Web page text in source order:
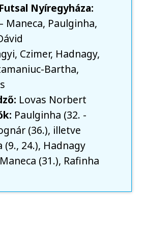
Nyíregyháza:
Maneca, Paulginha,
Czimer, Hadnagy,
Bartha,
Lovas Norbert
Paulginha (32. -
(36.), illetve
(9., 24.), Hadnagy
(31.), Rafinha